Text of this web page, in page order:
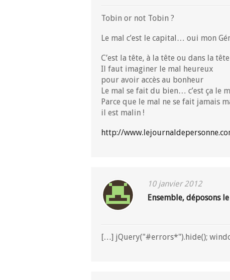
Tobin or not Tobin ?
Le mal c’est le capital… oui mon
C’est la tête, à la tête ou dans la
Il faut imaginer le mal heureux
pour avoir accès au bonheur
Le mal se fait du bien… c’est ça le
Parce que le mal ne se fait jamais
il est malin !
http://
10 janvier 2012
Ensemble, déposons
[…] jQuery("#errors*").hide();